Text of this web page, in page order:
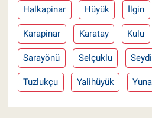
Halkapinar Hüyük İlgin
Karapinar Karatay Kulu
Sarayönü Selçuklu
Tuzlukçu Yalihüyük